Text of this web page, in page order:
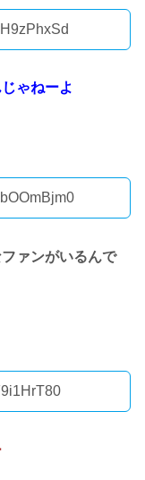
ゃねーよ
ァンがいるんで